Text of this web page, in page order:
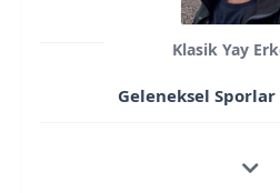
Klasik Yay
Geleneksel